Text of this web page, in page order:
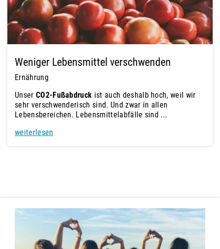
Weniger Lebensmittel verschwenden
Ernährung
Unser CO2-Fußabdruck ist auch deshalb hoch, weil wir
sehr verschwenderisch sind. Und zwar in allen
Lebensbereichen. Lebensmittelabfälle sind ...
weiterlesen